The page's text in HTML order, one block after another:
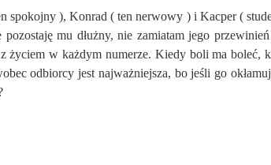
spokojny ), Konrad ( ten nerwowy ) i Kacper (
mu dłużny, nie zamiatam jego
życiem w każdym numerze. Kiedy boli ma boleć,
odbiorcy jest najważniejsza, bo jeśli go